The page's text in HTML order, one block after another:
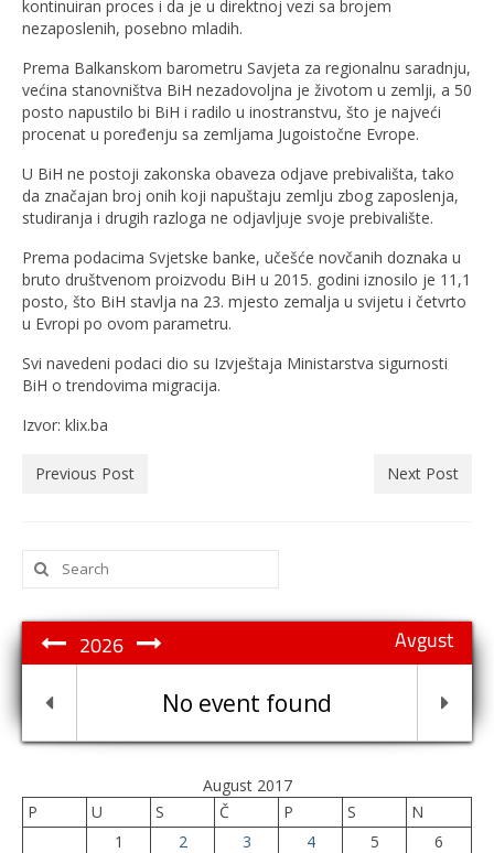
kontinuiran proces i da je u direktnoj vezi sa brojem
nezaposlenih, posebno mladih.
Prema Balkanskom barometru Savjeta za regionalnu saradnju,
većina stanovništva BiH nezadovoljna je životom u zemlji, a 50
posto napustilo bi BiH i radilo u inostranstvu, što je najveći
procenat u poređenju sa zemljama Jugoistočne Evrope.
U BiH ne postoji zakonska obaveza odjave prebivališta, tako
da značajan broj onih koji napuštaju zemlju zbog zaposlenja,
studiranja i drugih razloga ne odjavljuje svoje prebivalište.
Prema podacima Svjetske banke, učešće novčanih doznaka u
bruto društvenom proizvodu BiH u 2015. godini iznosilo je 11,1
posto, što BiH stavlja na 23. mjesto zemalja u svijetu i četvrto
u Evropi po ovom parametru.
Svi navedeni podaci dio su Izvještaja Ministarstva sigurnosti
BiH o trendovima migracija.
Izvor: klix.ba
Previous Post Next Post
Search
for:
Avgust
2026
No event found
August 2017
P
U S Č P S
N
1
2 3 4 5
6